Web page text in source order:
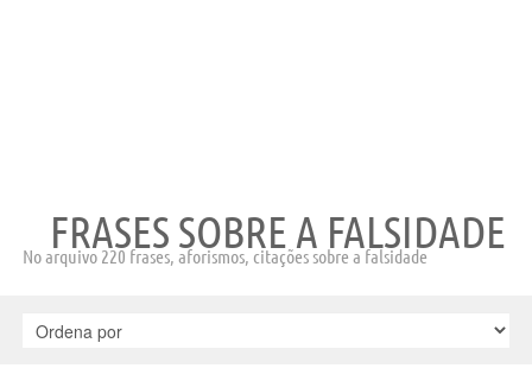
FRASES SOBRE A FALSIDADE
No arquivo 220 frases, aforismos, citações sobre a falsidade